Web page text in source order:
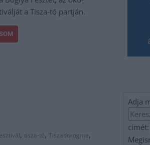
a Tisza-tó partján.
, tisza-tó, Tiszadorogma,
Adja
címét: